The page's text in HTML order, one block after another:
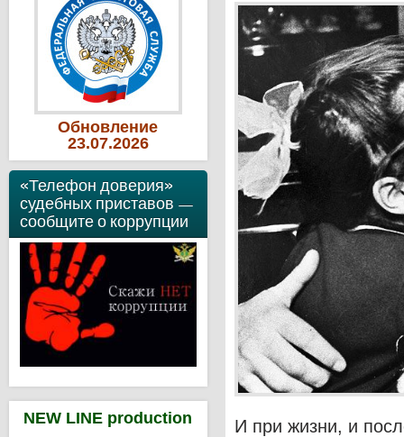
Обновление
23.07.2026
«Телефон доверия»
судебных приставов —
сообщите о коррупции
NEW LINE production
И при жизни, и